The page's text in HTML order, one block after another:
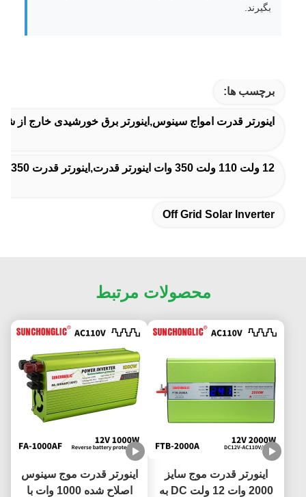
بگیرند.
برچسب ها:
اینورتر قدرت امواج سینوس,اینورتر برق خورشیدی خارج از
12 ولت 110 ولت 350 وات اینورتر قدرت,اینورتر قدرت 60Hz 350VA 350 وات,اينورتر قدرت اصلاح شده Sine Wave 350w
Off Grid Solar Inverter
محصولات مرتبط
اینورتر قدرت موج سایز
2000 وات 12 ولت DC به
اینورتر قدرت موج سینوس
اصلاح شده 1000 وات با